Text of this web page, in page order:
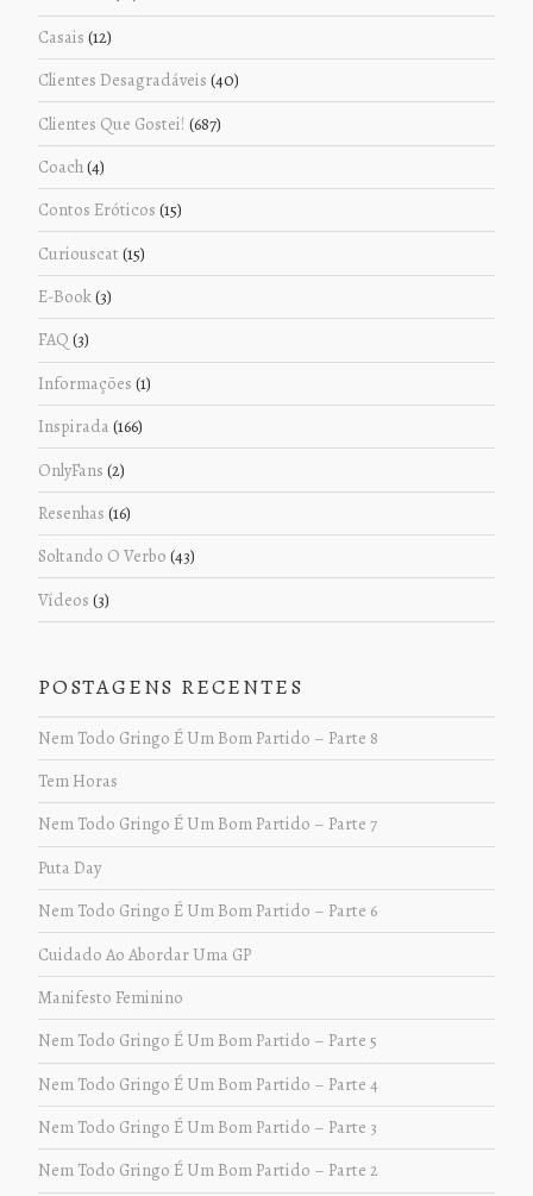
Casais (12)
Clientes Desagradáveis (40)
Clientes Que Gostei! (687)
Coach(4)
Contos Eróticos (15)
Curiouscat (15)
E-Book(3)
FAQ (3)
Informações (1)
Inspirada (166)
OnlyFans (2)
Resenhas (16)
Soltando O Verbo (43)
Vídeos (3)
POSTAGENS RECENTES
Nem Todo Gringo É Um Bom Partido – Parte 8
Tem Horas
Nem Todo Gringo É Um Bom Partido – Parte 7
Puta Day
Nem Todo Gringo É Um Bom Partido – Parte 6
Cuidado Ao Abordar Uma GP
Manifesto Feminino
Nem Todo Gringo É Um Bom Partido – Parte 5
Nem Todo Gringo É Um Bom Partido – Parte 4
Nem Todo Gringo É Um Bom Partido – Parte 3
Nem Todo Gringo É Um Bom Partido – Parte 2